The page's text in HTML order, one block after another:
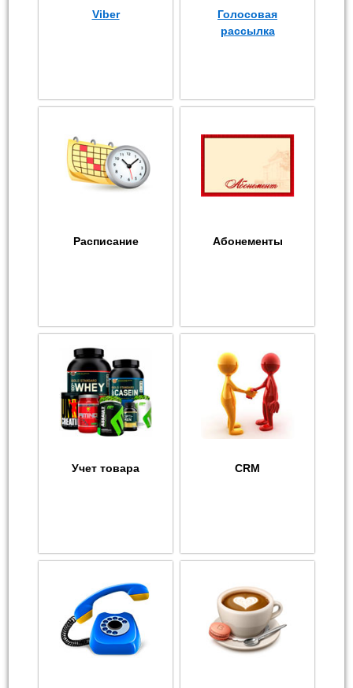
Viber
Голосовая
рассылка
Расписание Абонементы
Учет товара CRM